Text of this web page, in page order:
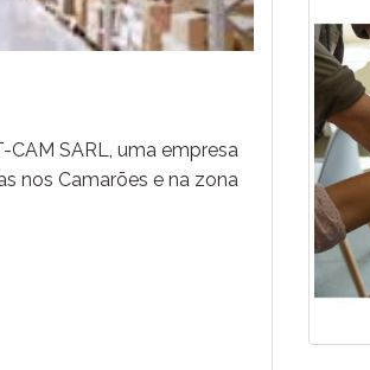
CAM SARL, uma empresa
nos Camarões e na zona